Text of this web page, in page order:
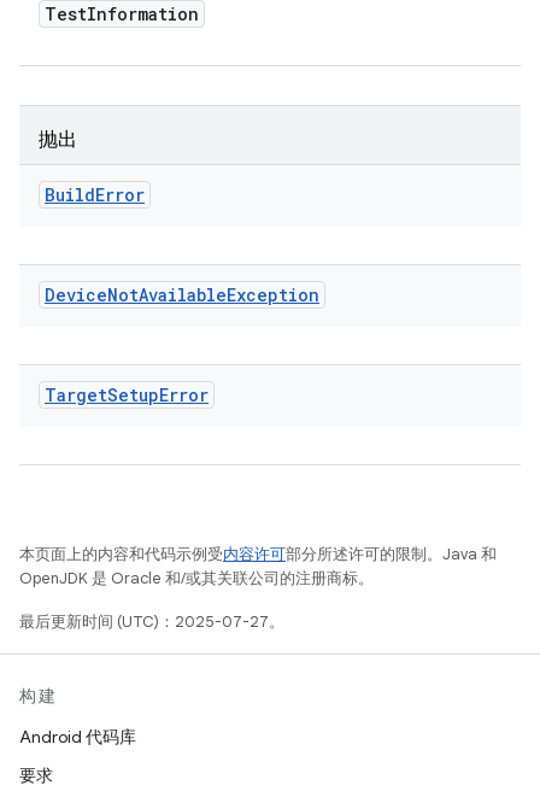
TestInformation
抛出
BuildError
DeviceNotAvailableException
TargetSetupError
本页面上的内容和代码示例受内容许可部分所述许可的限制。Java 和
OpenJDK 是 Oracle 和/或其关联公司的注册商标。
最后更新时间 (UTC)：2025-07-27。
构建
Android 代码库
要求